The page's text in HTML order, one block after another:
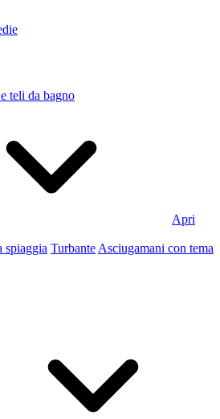
teli da bagno
Apri
spiaggia Turbante Asciugamani con tema